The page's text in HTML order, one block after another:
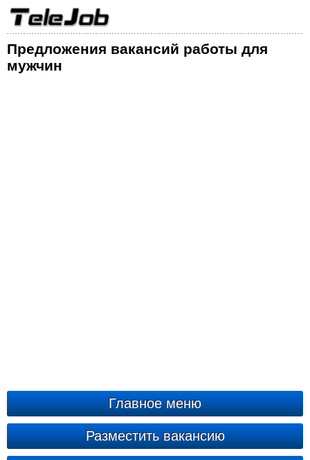
Предложения вакансий работы для
мужчин
Главное меню
Разместить вакансию